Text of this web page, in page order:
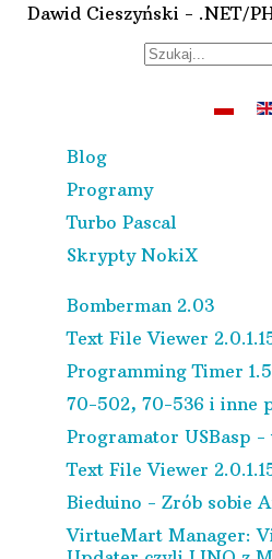
Dawid Cieszyński - .NET/
Blog
Programy
Turbo Pascal
Skrypty NokiX
Bomberman 2.03
Text File Viewer
Programming Timer
70-502, 70-536 i inne
Programator USBasp -
Text File Viewer
Bieduino - Zrób sobie
VirtueMart Manager: